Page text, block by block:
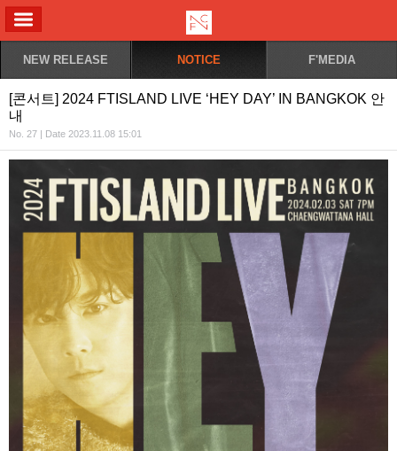
NEW RELEASE NOTICE F'MEDIA
[콘서트] 2024 FTISLAND LIVE ‘HEY DAY’ IN BANGKOK 안
내
No. 27 | Date 2023.11.08 15:01